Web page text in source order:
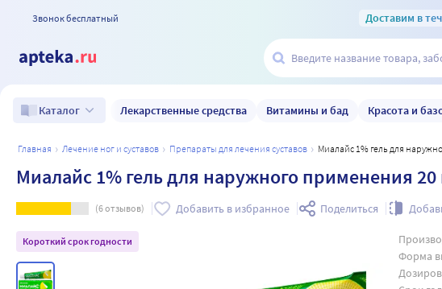
Звонок бесплатный Доставим в
Каталог Лекарственные средства Витамины и бад Красота и
главная лечение ног и суставов препараты для лечения суставов Миалайс 1% гель для
Миалайс 1% гель для наружного применения 20
(6отзывов) Добавить в избранное Поделиться
Короткий срок годности
Форма